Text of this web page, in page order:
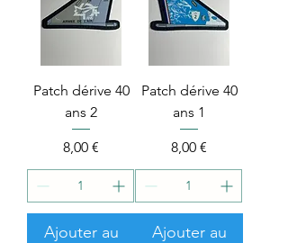
Patch dérive 40
ans 2
Price
8,00 €
Ajouter au
Patch dérive 40
ans 1
Price
8,00 €
Ajouter au